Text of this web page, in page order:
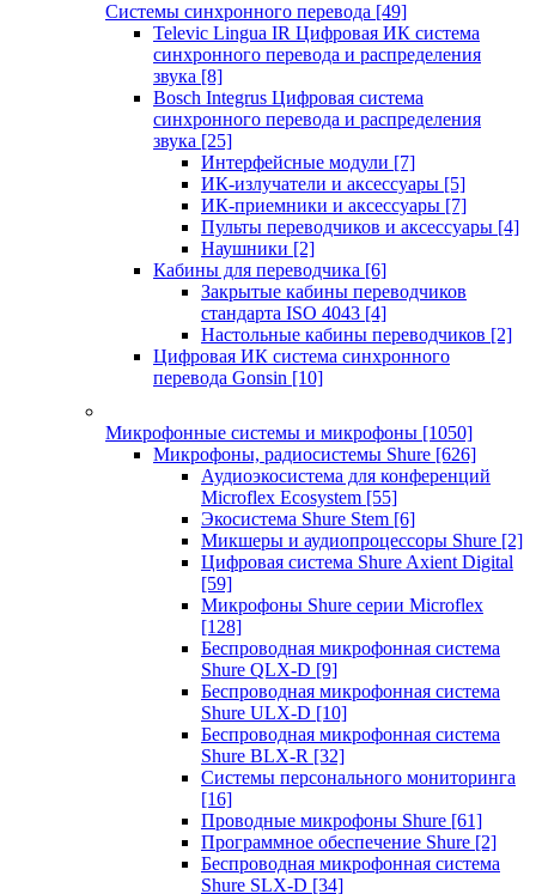
Системы синхронного перевода [49]
Televic Lingua IR Цифровая ИК система
синхронного перевода и распределения
звука [8]
Bosch Integrus Цифровая система
синхронного перевода и распределения
звука [25]
Интерфейсные модули [7]
ИК-излучатели и аксессуары [5]
ИК-приемники и аксессуары [7]
Пульты переводчиков и аксессуары [4]
Наушники [2]
Кабины для переводчика [6]
Закрытые кабины переводчиков
стандарта ISO 4043 [4]
Настольные кабины переводчиков [2]
Цифровая ИК система синхронного
перевода Gonsin [10]
Микрофонные системы и микрофоны [1050]
Микрофоны, радиосистемы Shure [626]
Аудиоэкосистема для конференций
Microflex Ecosystem [55]
Экосистема Shure Stem [6]
Микшеры и аудиопроцессоры Shure [2]
Цифровая система Shure Axient Digital
[59]
Микрофоны Shure серии Microflex
[128]
Беспроводная микрофонная система
Shure QLX-D [9]
Беспроводная микрофонная система
Shure ULX-D [10]
Беспроводная микрофонная система
Shure BLX-R [32]
Системы персонального мониторинга
[16]
Проводные микрофоны Shure [61]
Программное обеспечение Shure [2]
Беспроводная микрофонная система
Shure SLX-D [34]